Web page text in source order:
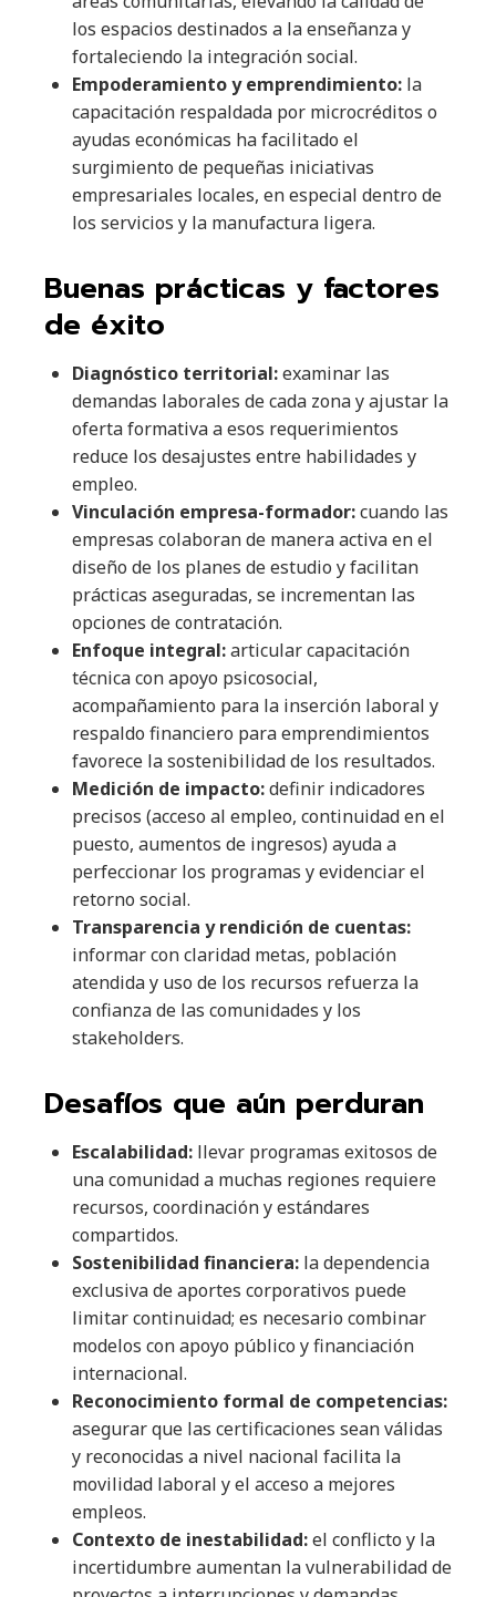
los espacios destinados a la enseñanza y
fortaleciendo la integración social.
Empoderamiento y emprendimiento: la
capacitación respaldada por microcréditos o
ayudas económicas ha facilitado el
surgimiento de pequeñas iniciativas
empresariales locales, en especial dentro de
los servicios y la manufactura ligera.
Buenas prácticas y factores
de éxito
Diagnóstico territorial:examinar las
demandas laborales de cada zona y ajustar la
oferta formativa a esos requerimientos
reduce los desajustes entre habilidades y
empleo.
Vinculación empresa-formador:cuando las
empresas colaboran de manera activa en el
diseño de los planes de estudio y facilitan
prácticas aseguradas, se incrementan las
opciones de contratación.
Enfoque integral:articular capacitación
técnica con apoyo psicosocial,
acompañamiento para la inserción laboral y
respaldo financiero para emprendimientos
favorece la sostenibilidad de los resultados.
Medición de impacto:definir indicadores
precisos (acceso al empleo, continuidad en el
puesto, aumentos de ingresos) ayuda a
perfeccionar los programas y evidenciar el
retorno social.
Transparencia y rendición de cuentas:
informar con claridad metas, población
atendida y uso de los recursos refuerza la
confianza de las comunidades y los
stakeholders.
Desafíos que aún perduran
Escalabilidad: llevar programas exitosos de
una comunidad a muchas regiones requiere
recursos, coordinación y estándares
compartidos.
Sostenibilidad financiera: la dependencia
exclusiva de aportes corporativos puede
limitar continuidad; es necesario combinar
modelos con apoyo público y financiación
internacional.
Reconocimiento formal de competencias:
asegurar que las certificaciones sean válidas
y reconocidas a nivel nacional facilita la
movilidad laboral y el acceso a mejores
empleos.
Contexto de inestabilidad:el conflicto y la
incertidumbre aumentan la vulnerabilidad de